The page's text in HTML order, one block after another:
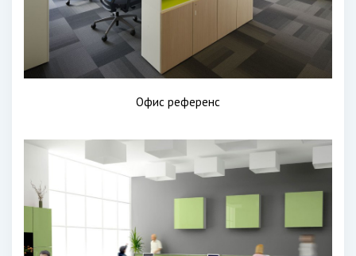
Офис референс